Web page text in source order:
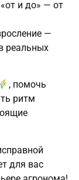
и до» — от
—
реальных
, помочь
ритм
для вас